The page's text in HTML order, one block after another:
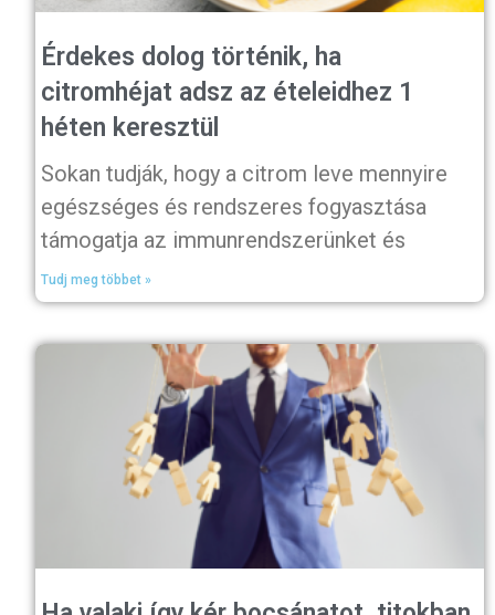
Érdekes dolog történik, ha
citromhéjat adsz az ételeidhez 1
héten keresztül
Sokan tudják, hogy a citrom leve mennyire
egészséges és rendszeres fogyasztása
támogatja az immunrendszerünket és
Tudj meg többet »